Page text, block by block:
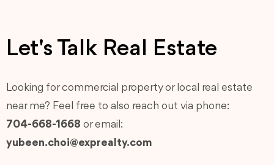
Let's Talk Real Estate
Looking for commercial property or local real estate
near me? Feel free to also reach out via phone:
704-668-1668 or email:
yubeen.choi@exprealty.com